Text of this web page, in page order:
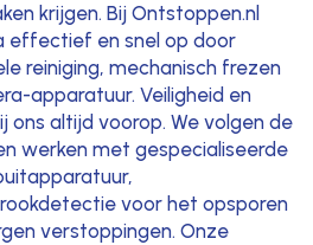
krijgen. Bij Ontstoppen.nl
effectief en snel op door
reiniging, mechanisch frezen
apparatuur. Veiligheid en
ons altijd voorop. We volgen de
werken met gespecialiseerde
voor het opsporen
verstoppingen. Onze